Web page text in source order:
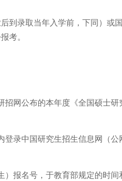
到录取当年入学前，下同）或
考。
网公布的本年度《全国硕士研
录中国研究生招生信息网（公
报名号，于教育部规定的时间